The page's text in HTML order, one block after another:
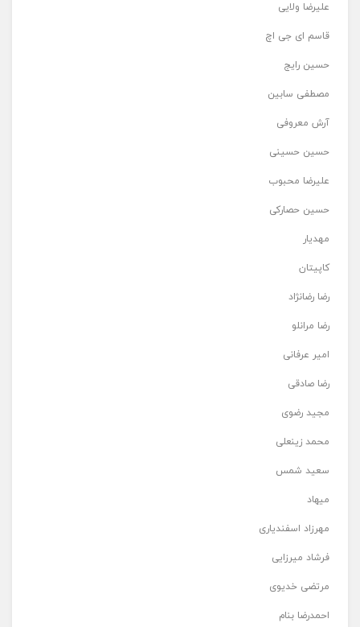
علیرضا ولایی
قاسم ای جی اچ
حسین رایج
مصطفی سابین
آرش معروفی
حسین حسینی
علیرضا محبوب
حسین حصارکی
مهدیار
کاپیتان
رضا رضانژاد
رضا مرانلو
امیر عرفانی
رضا صادقی
مجید رضوی
محمد زینعلی
سعید شمس
میهاد
مهرزاد اسفندیاری
فرشاد میرزایی
مرتضی خدیوی
احمدرضا بنام